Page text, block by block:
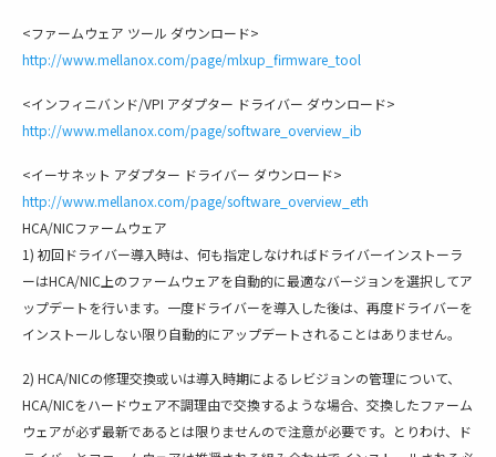
<ファームウェア ツール ダウンロード>
http://www.mellanox.com/page/mlxup_firmware_tool
<インフィニバンド/VPI アダプター ドライバー ダウンロード>
http://www.mellanox.com/page/software_overview_ib
<イーサネット アダプター ドライバー ダウンロード>
http://www.mellanox.com/page/software_overview_eth
HCA/NICファームウェア
1) 初回ドライバー導入時は、何も指定しなければドライバーインストーラ
ーはHCA/NIC上のファームウェアを自動的に最適なバージョンを選択してア
ップデートを行います。一度ドライバーを導入した後は、再度ドライバーを
インストールしない限り自動的にアップデートされることはありません。
2) HCA/NICの修理交換或いは導入時期によるレビジョンの管理について、
HCA/NICをハードウェア不調理由で交換するような場合、交換したファーム
ウェアが必ず最新であるとは限りませんので注意が必要です。とりわけ、ド